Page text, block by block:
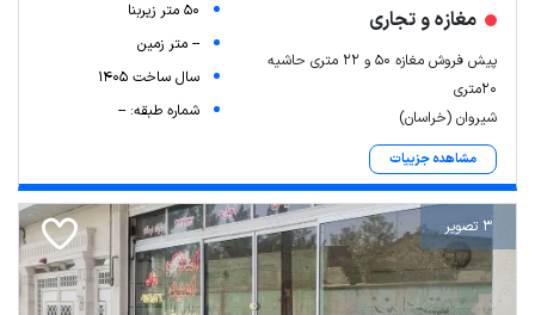
مغازه و تجاری
پیش فروش مغازه ۵۰ و ۲۲ متری حاشیه
۲۰متری
شیروان (خراسان)
مشاهده جزییات
50 متر زیربنا
-- متر زمین
سال ساخت 1405
شماره طبقه: --
3 تصویر